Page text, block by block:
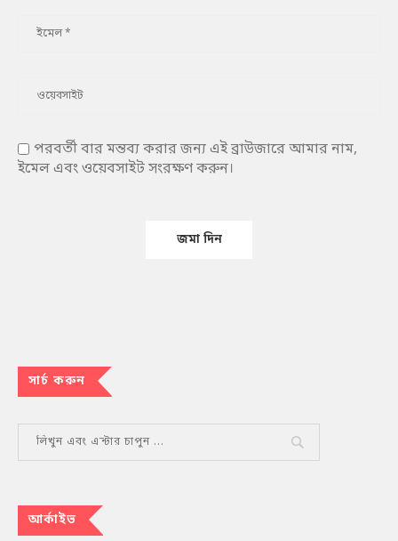
পরবর্তী বার মন্তব্য করার জন্য এই ব্রাউজারে আমার নাম,
ইমেল এবং ওয়েবসাইট সংরক্ষণ করুন।
সার্চ করুন
আর্কাইভ